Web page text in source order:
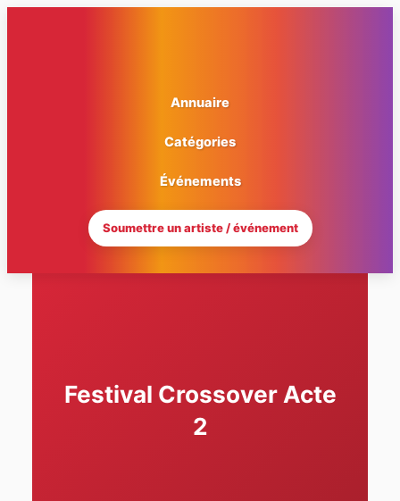
Annuaire
Catégories
Événements
Soumettre un artiste / événement
Festival Crossover Acte
2